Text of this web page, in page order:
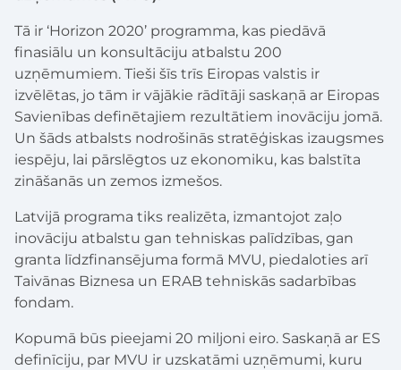
Tā ir ‘Horizon 2020’ programma, kas piedāvā
finasiālu un konsultāciju atbalstu 200
uzņēmumiem. Tieši šīs trīs Eiropas valstis ir
izvēlētas, jo tām ir vājākie rādītāji saskaņā ar Eiropas
Savienības definētajiem rezultātiem inovāciju jomā.
Un šāds atbalsts nodrošinās stratēģiskas izaugsmes
iespēju, lai pārslēgtos uz ekonomiku, kas balstīta
zināšanās un zemos izmešos.
Latvijā programa tiks realizēta, izmantojot zaļo
inovāciju atbalstu gan tehniskas palīdzības, gan
granta līdzfinansējuma formā MVU, piedaloties arī
Taivānas Biznesa un ERAB tehniskās sadarbības
fondam.
Kopumā būs pieejami 20 miljoni eiro. Saskaņā ar ES
definīciju, par MVU ir uzskatāmi uzņēmumi, kuru